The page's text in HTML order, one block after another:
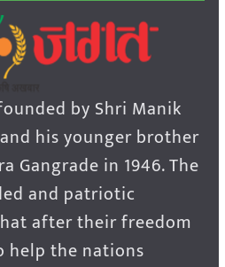
by Shri Manik
his younger brother
Gangrade in 1946. The
and patriotic
after their freedom
help the nations